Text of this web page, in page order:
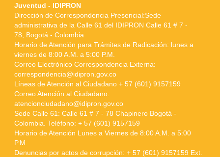
Juventud - IDIPRON
Dirección de Correspondencia Presencial:Sede
administrativa de la Calle 61 del IDIPRON Calle 61 # 7 -
78, Bogotá - Colombia
Horario de Atención para Trámites de Radicación: lunes a
viernes de 8:00 A.M. a 5:00 P.M.
Correo Electrónico Correspondencia Externa:
correspondencia@idipron.gov.co
Líneas de Atención al Ciudadano + 57 (601) 9157159
Correo Atención al Ciudadano:
atencionciudadano@idipron.gov.co
Sede Calle 61: Calle 61 # 7 - 78 Chapinero Bogotá -
Colombia. Teléfono: + 57 (601) 9157159
Horario de Atención Lunes a Viernes de 8:00 A.M. a 5:00
P.M.
Denuncias por actos de corrupción: + 57 (601) 9157159 Ext.